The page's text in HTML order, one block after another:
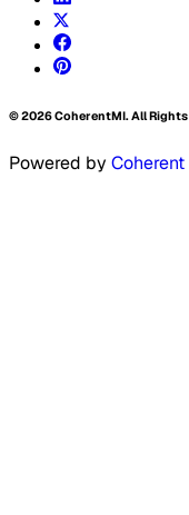
©2026CoherentMI. All
Powered by